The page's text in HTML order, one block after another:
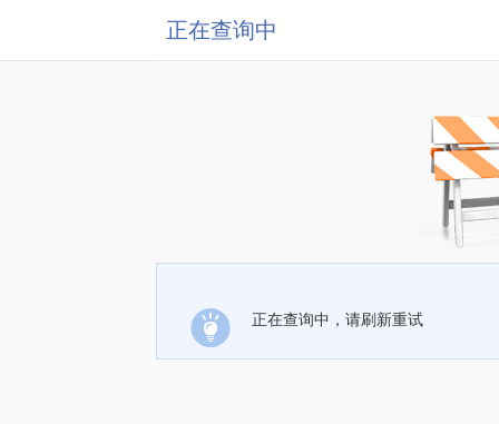
正在查询中
正在查询中，请刷新重试